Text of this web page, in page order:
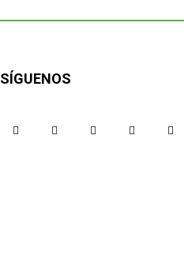
SÍGUENOS